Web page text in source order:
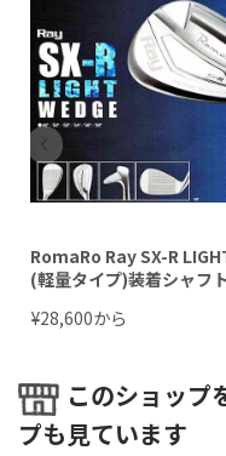
RomaRo Ray SX-R
(軽量タイプ)装着シャフ
¥28,600から
このショップ
プも見ています